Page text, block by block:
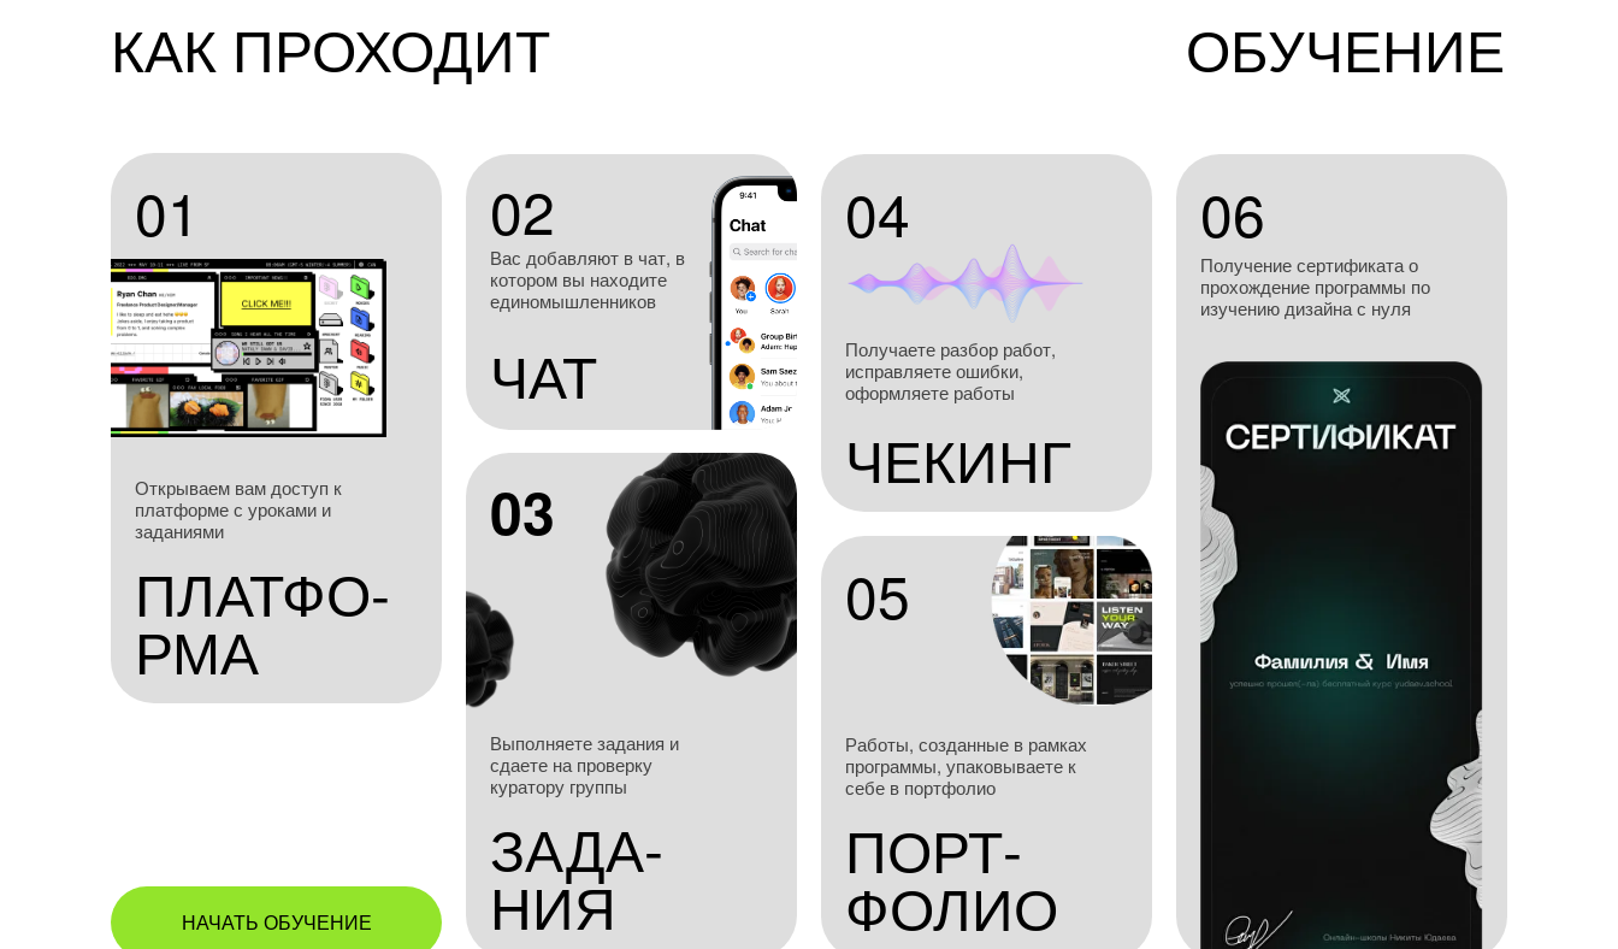
КАК ПРОХОДИТ ОБУЧЕНИЕ
Открываем вам доступ к
платформе с уроками и
заданиями
01
03
04
ПЛАТФО-
РМА
Выполняете задания и
сдаете на проверку
куратору группы
ЗАДА-
НИЯ
Получаете разбор работ,
исправляете ошибки,
оформляете работы
ЧЕКИНГ
НАЧАТЬ ОБУЧЕНИЕ
02
ЧАТ
Вас добавляют в чат, в
котором вы находите
единомышленников
06
Получение сертификата о
прохождение программы по
изучению дизайна с нуля
05
Работы, созданные в рамках
программы, упаковываете к
себе в портфолио
ПОРТ-
ФОЛИО